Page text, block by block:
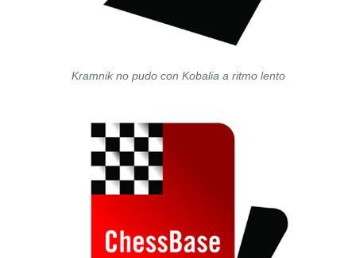
Kramnik no pudo con Kobalia a ritmo lento